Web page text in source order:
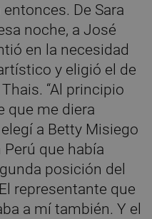
De Sara
noche, a José
en la necesidad
y eligió el de
“Al principio
que me diera
a Betty Misiego
que había
posición del
representante que
a mí también. Y el